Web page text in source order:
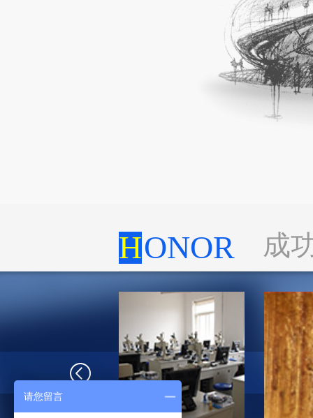
HONOR 成
请您留言